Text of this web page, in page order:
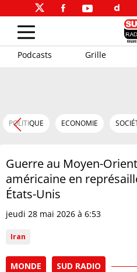
Podcasts Grille
POLITIQUE ECONOMIE
Guerre au Moyen-
américaine en
États-Unis
jeudi 28 mai 2026 à 6:53
Iran
MONDE SUD RADIO